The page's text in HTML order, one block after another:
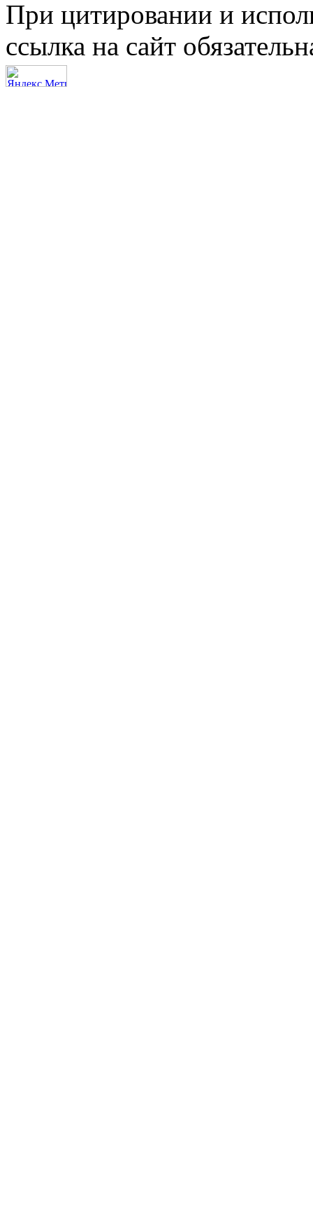
При цитировании и
ссылка на сайт